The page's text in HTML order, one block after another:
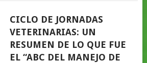
CICLO DE JORNADAS
VETERINARIAS: UN
RESUMEN DE LO QUE FUE
EL “ABC DEL MANEJO DE